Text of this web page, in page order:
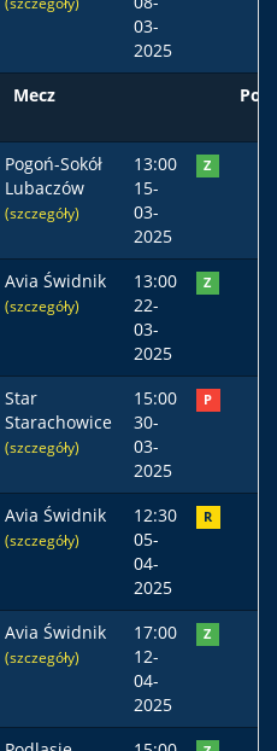
03-
2025
Mecz
Pogoń-Sokół
Lubaczów
(szczegóły)
13:00
15-
03-
2025
Z
Avia Świdnik
(szczegóły)
13:00
22-
03-
2025
Z
Star
Starachowice
(szczegóły)
15:00
30-
03-
2025
P
Avia Świdnik
(szczegóły)
12:30
05-
04-
2025
R
Avia Świdnik
(szczegóły)
17:00
12-
04-
2025
Z